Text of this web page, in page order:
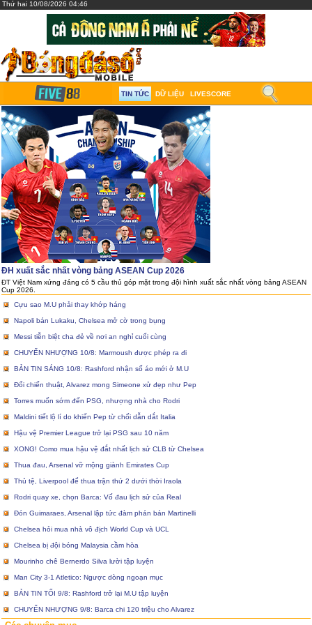
Thứ hai 10/08/2026 04:46
TIN TỨC DỮ LIỆU LIVESCORE
ĐH xuất sắc nhất vòng bảng ASEAN Cup 2026
ĐT Việt Nam xứng đáng có 5 cầu thủ góp mặt trong đội hình xuất sắc nhất vòng bảng ASEAN
Cup 2026.
Cựu sao M.U phải thay khớp háng
Napoli bán Lukaku, Chelsea mở cờ trong bụng
Messi tiễn biệt cha đẻ về nơi an nghỉ cuối cùng
CHUYỂN NHƯỢNG 10/8: Marmoush được phép ra đi
BẢN TIN SÁNG 10/8: Rashford nhận số áo mới ở M.U
Đổi chiến thuật, Alvarez mong Simeone xử đẹp như Pep
Torres muốn sớm đến PSG, nhượng nhà cho Rodri
Maldini tiết lộ lí do khiến Pep từ chối dẫn dắt Italia
Hậu vệ Premier League trở lại PSG sau 10 năm
XONG! Como mua hậu vệ đắt nhất lịch sử CLB từ Chelsea
Thua đau, Arsenal vỡ mộng giành Emirates Cup
Thủ tệ, Liverpool để thua trận thứ 2 dưới thời Iraola
Rodri quay xe, chọn Barca: Vố đau lịch sử của Real
Đón Guimaraes, Arsenal lập tức đàm phán bán Martinelli
Chelsea hỏi mua nhà vô địch World Cup và UCL
Chelsea bị đội bóng Malaysia cầm hòa
Mourinho chê Bernerdo Silva lười tập luyện
Man City 3-1 Atletico: Ngược dòng ngoạn mục
BẢN TIN TỐI 9/8: Rashford trở lại M.U tập luyện
CHUYỂN NHƯỢNG 9/8: Barca chi 120 triệu cho Alvarez